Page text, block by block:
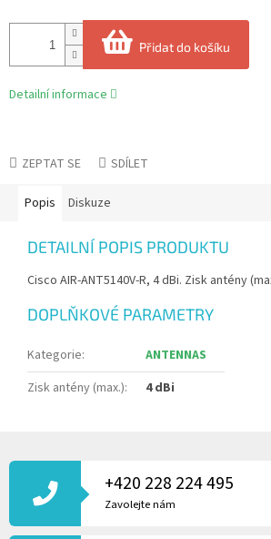
Přidat do košíku
Detailní informace
ZEPTAT SE SDÍLET
Popis Diskuze
DETAILNÍ POPIS PRODUKTU
Cisco AIR-ANT5140V-R, 4 dBi. Zisk antény
DOPLŇKOVÉ PARAMETRY
Kategorie:
ANTENNAS
Zisk antény (max.): 4 dBi
Á
T
+420 228 224 495
Zavolejte nám